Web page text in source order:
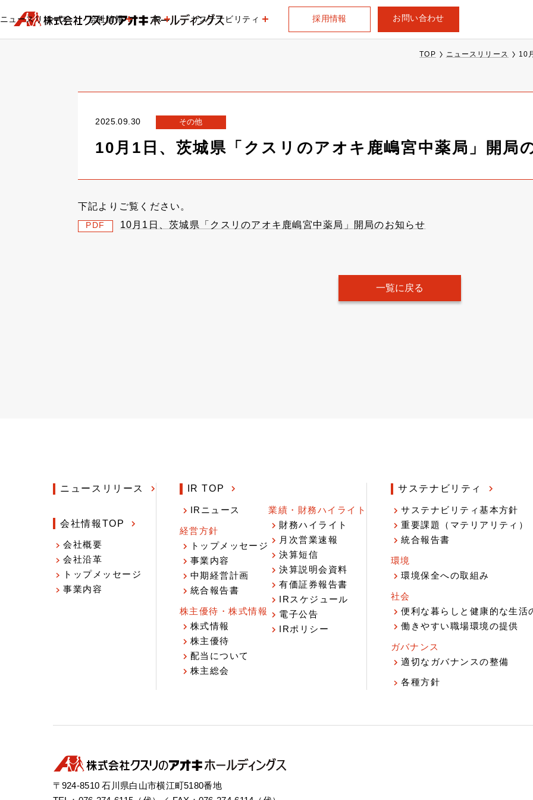
ニュースリリース 会社情報 IR サステナビリティ 採用情報 お問い合わせ
TOP ニュースリリース 10
2025.09.30 その他
10月1日、茨城県「クスリのアオキ鹿嶋宮中薬局」開局
下記よりご覧ください。
PDF 10月1日、茨城県「クスリのアオキ鹿嶋宮中薬局」開局のお知らせ
一覧に戻る
ニュースリリース
会社情報TOP
会社概要
会社沿革
トップメッセージ
事業内容
IR TOP
IRニュース
経営方針
トップメッセージ
事業内容
中期経営計画
統合報告書
株主優待・株式情報
株式情報
株主優待
配当について
株主総会
業績・財務ハイライト
財務ハイライト
月次営業速報
決算短信
決算説明会資料
有価証券報告書
IRスケジュール
電子公告
IRポリシー
サステナビリティ
サステナビリティ基本方針
重要課題（マテリアリティ）
統合報告書
環境
環境保全への取組み
社会
便利な暮らしと健康的な生活
働きやすい職場環境の提供
ガバナンス
適切なガバナンスの整備
各種方針
〒924-8510 石川県白山市横江町5180番地